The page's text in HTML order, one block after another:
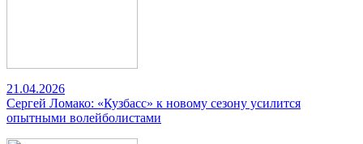
21.04.2026
Сергей Ломако: «Кузбасс» к новому сезону усилится
опытными волейболистами